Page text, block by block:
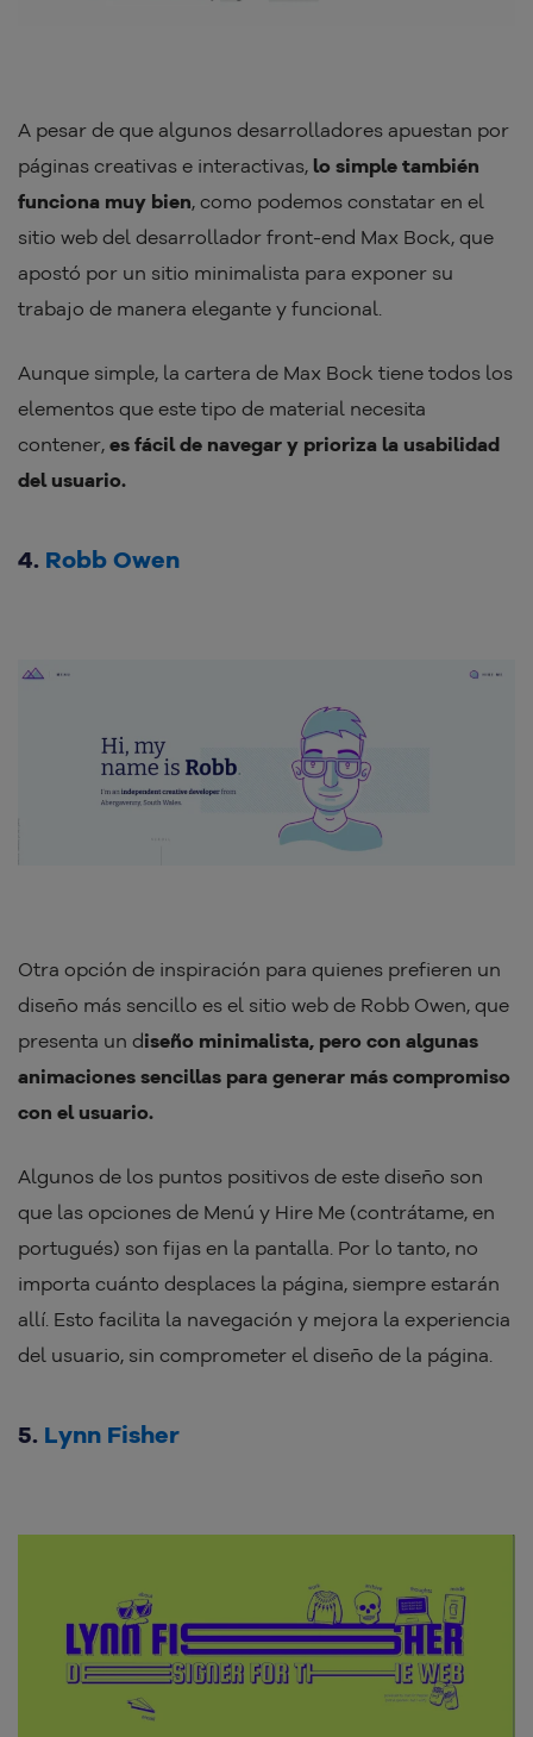
A pesar de que algunos desarrolladores apuestan por
páginas creativas e interactivas, lo simple también
funciona muy bien, como podemos constatar en el
sitio web del desarrollador front-end Max Bock, que
apostó por un sitio minimalista para exponer su
trabajo de manera elegante y funcional.
Aunque simple, la cartera de Max Bock tiene todos los
elementos que este tipo de material necesita
contener, es fácil de navegar y prioriza la usabilidad
del usuario.
4. Robb Owen
Otra opción de inspiración para quienes prefieren un
diseño más sencillo es el sitio web de Robb Owen, que
presenta un diseño minimalista, pero con algunas
animaciones sencillas para generar más compromiso
con el usuario.
Algunos de los puntos positivos de este diseño son
que las opciones de Menú y Hire Me (contrátame, en
portugués) son fijas en la pantalla. Por lo tanto, no
importa cuánto desplaces la página, siempre estarán
allí. Esto facilita la navegación y mejora la experiencia
del usuario, sin comprometer el diseño de la página.
5. Lynn Fisher